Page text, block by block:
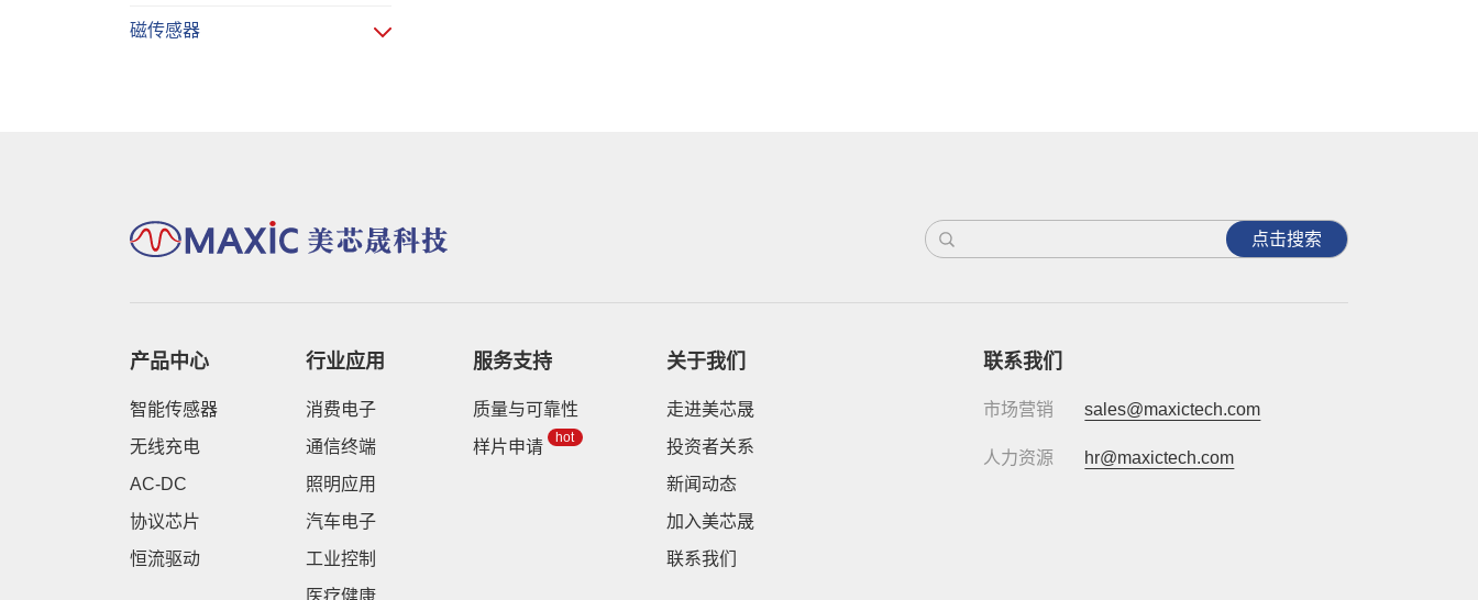
磁传感器
点击搜索
产品中心
智能传感器
无线充电
AC-DC
协议芯片
恒流驱动
行业应用
消费电子
通信终端
照明应用
汽车电子
工业控制
医疗健康
服务支持
质量与可靠性
样片申请
hot
关于我们
走进美芯晟
投资者关系
新闻动态
加入美芯晟
联系我们
联系我们
市场营销 sales@maxictech.com
人力资源 hr@maxictech.com